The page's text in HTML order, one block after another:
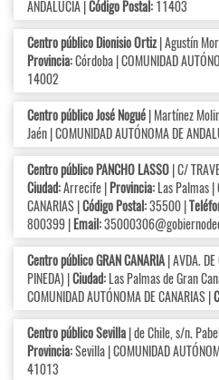
ANDALUCÍA |Código Postal:11403
Centro público Dionisio Ortiz| Agustín
Provincia:Córdoba | COMUNIDAD
14002
Centro público José Nogué| Martínez
Jaén | COMUNIDAD AUTÓNOMA DE
Centro público PANCHO LASSO| C/
Ciudad:Arrecife |Provincia:Las Palmas |
CANARIAS |Código Postal:35500 |
800399 |Email:
Centro público GRAN CANARIA| AVDA. DE
PINEDA) |Ciudad:Las Palmas de Gran
COMUNIDAD AUTÓNOMA DE CANARIAS |
Centro público Sevilla| de Chile, s/n.
Provincia:Sevilla | COMUNIDAD
41013